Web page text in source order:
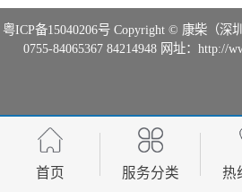
粤ICP备15040206号 Copyright © 康柴（深
0755-84065367 84214948 网址：http://
首页 服务分类 热